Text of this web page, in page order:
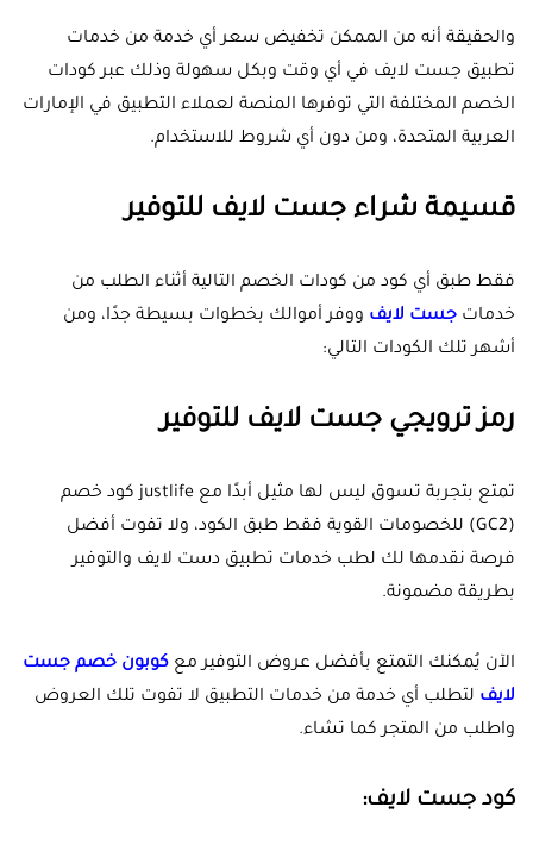
والحقيقة أنه من الممكن تخفيض سعر أي خدمة من خدمات
تطبيق جست لايف في أي وقت وبكل سهولة وذلك عبر كودات
الخصم المختلفة التي توفرها المنصة لعملاء التطبيق في الإمارات
العربية المتحدة، ومن دون أي شروط للاستخدام.
قسيمة شراء جست لايف للتوفير
فقط طبق أي كود من كودات الخصم التالية أثناء الطلب من
خدمات جست لايف ووفر أموالك بخطوات بسيطة جدًا، ومن
أشهر تلك الكودات التالي:
رمز ترويجي جست لايف للتوفير
تمتع بتجربة تسوق ليس لها مثيل أبدًا مع justlife كود خصم
(GC2) للخصومات القوية فقط طبق الكود، ولا تفوت أفضل
فرصة نقدمها لك لطب خدمات تطبيق دست لايف والتوفير
بطريقة مضمونة.
الآن يُمكنك التمتع بأفضل عروض التوفير مع كوبون خصم جست
لايف لتطلب أي خدمة من خدمات التطبيق لا تفوت تلك العروض
واطلب من المتجر كما تشاء.
كود جست لايف: